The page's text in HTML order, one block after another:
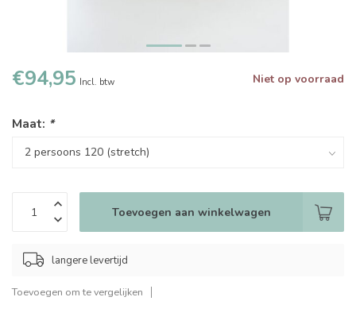
€94,95 Incl. btw Niet op voorraad
Maat: *
Toevoegen aan winkelwagen
langere levertijd
Toevoegen om te vergelijken